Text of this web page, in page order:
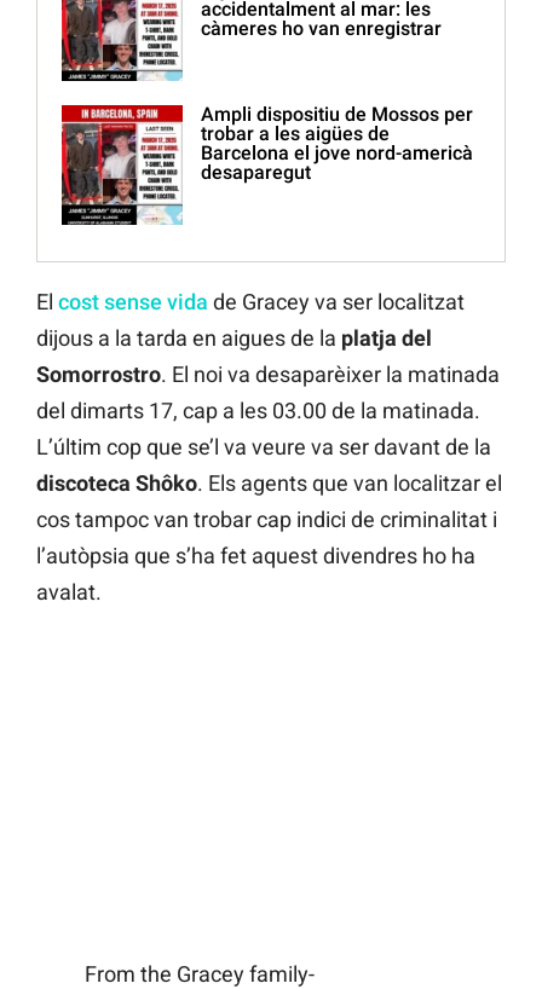
accidentalment al mar: les
càmeres ho van enregistrar
Ampli dispositiu de Mossos per
trobar a les aigües de
Barcelona el jove nord-americà
desaparegut
El cost sense vida de Gracey va ser localitzat
dijous a la tarda en aigues de la platja del
Somorrostro. El noi va desaparèixer la matinada
del dimarts 17, cap a les 03.00 de la matinada.
L’últim cop que se’l va veure va ser davant de la
discoteca Shôko. Els agents que van localitzar el
cos tampoc van trobar cap indici de criminalitat i
l’autòpsia que s’ha fet aquest divendres ho ha
avalat.
From the Gracey family-